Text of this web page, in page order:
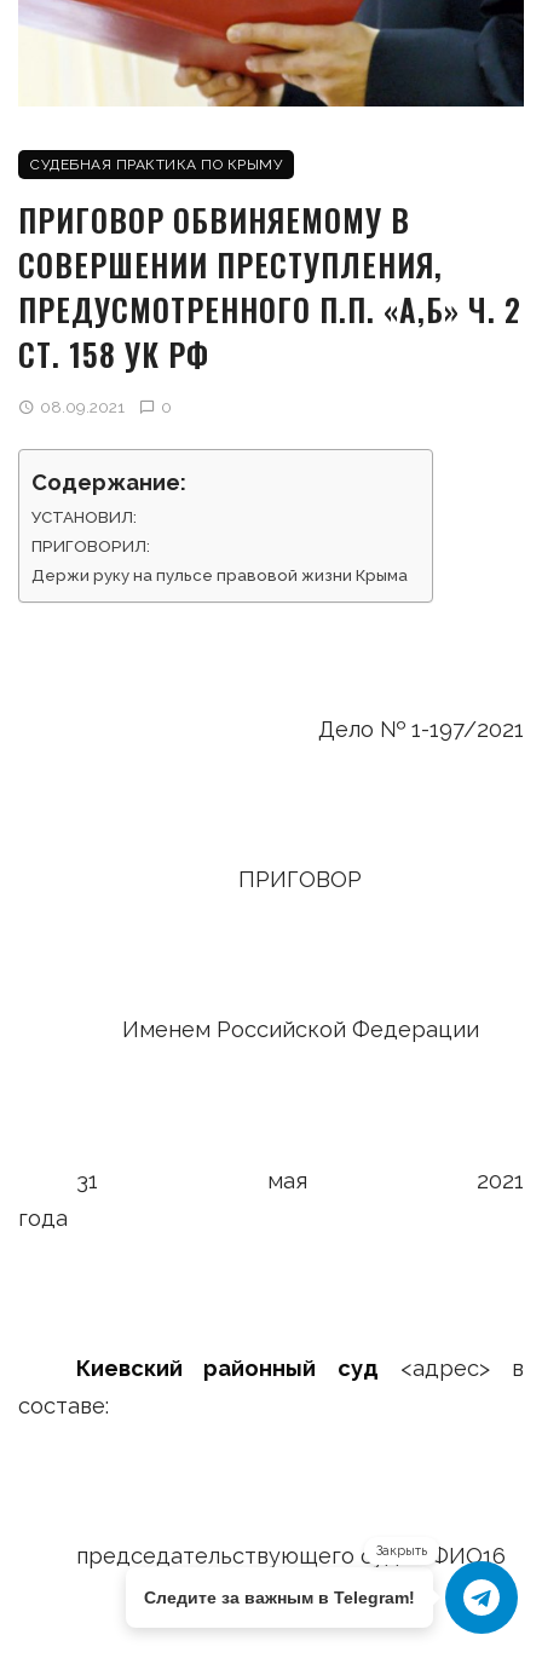
СУДЕБНАЯ ПРАКТИКА ПО КРЫМУ
ПРИГОВОР ОБВИНЯЕМОМУ В
СОВЕРШЕНИИ ПРЕСТУПЛЕНИЯ,
ПРЕДУСМОТРЕННОГО П.П. «А,Б» Ч. 2
СТ. 158 УК РФ
08.09.2021 0
Содержание:
УСТАНОВИЛ:
ПРИГОВОРИЛ:
Держи руку на пульсе правовой жизни Крыма
Дело № 1-197/2021
ПРИГОВОР
Именем Российской Федерации
31 мая 2021
года
Киевский районный суд <адрес> в
составе:
председательствующего судьи ФИО16
Закрыть
Следите за важным в Telegram!